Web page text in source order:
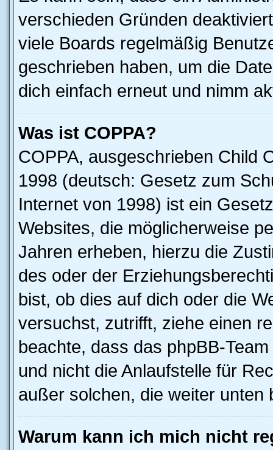
verschieden Gründen
viele Boards regelmäßig
geschrieben haben, um die
dich einfach erneut und nimm
Was ist COPPA?
COPPA, ausgeschrieben Child
1998 (deutsch: Gesetz zum
Internet von 1998) ist ein
Websites, die möglicherweise
Jahren erheben, hierzu die
des oder der
bist, ob dies auf dich oder die
versuchst, zutrifft, ziehe einen
beachte, dass das phpBB-
und nicht die Anlaufstelle für
außer solchen, die weiter unten
Warum kann ich mich nicht